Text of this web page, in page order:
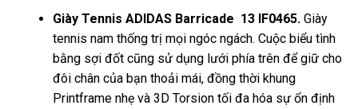
Giày Tennis ADIDAS Barricade 13 IF0465. Giày
tennis nam thống trị mọi ngóc ngách. Cuộc biểu tình
bằng sợi đốt cũng sử dụng lưới phía trên để giữ cho
đôi chân của bạn thoải mái, đồng thời khung
Printframe nhẹ và 3D Torsion tối đa hóa sự ổn định